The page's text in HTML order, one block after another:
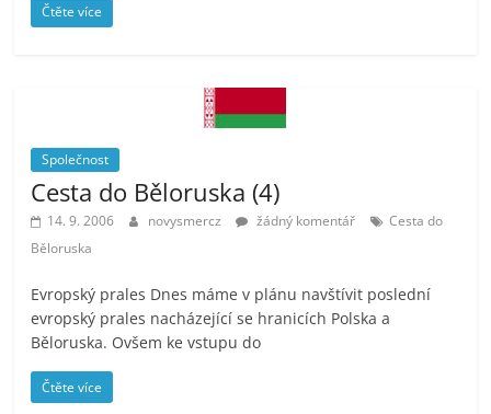
Čtěte více
Společnost
Cesta do Běloruska (4)
14. 9. 2006 novysmercz žádný komentář
Cesta do
Běloruska
Evropský prales Dnes máme v plánu navštívit poslední
evropský prales nacházející se hranicích Polska a
Běloruska. Ovšem ke vstupu do
Čtěte více